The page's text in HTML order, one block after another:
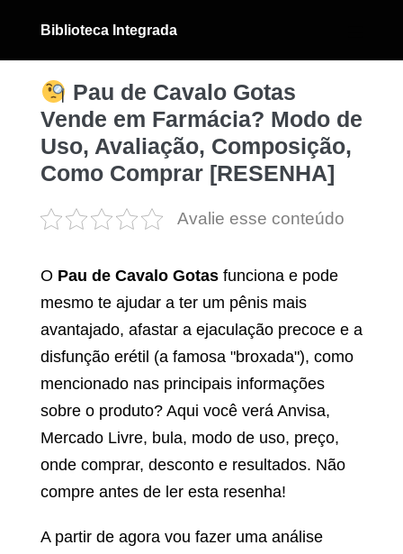
o
conteúdo
Biblioteca Integrada
menu
Pau de Cavalo Gotas
Vende em Farmácia? Modo de
Uso, Avaliação, Composição,
Como Comprar [RESENHA]
Avalie esse conteúdo
O Pau de Cavalo Gotas funciona e pode
mesmo te ajudar a ter um pênis mais
avantajado, afastar a ejaculação precoce e a
disfunção erétil (a famosa "broxada"), como
mencionado nas principais informações
sobre o produto? Aqui você verá Anvisa,
Mercado Livre, bula, modo de uso, preço,
onde comprar, desconto e resultados. Não
compre antes de ler esta resenha!
A partir de agora vou fazer uma análise